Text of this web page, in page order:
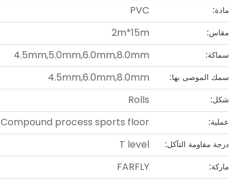
مادة: PVC
مقاس: 2m*15m
سماكة: 4.5mm,5.0mm,6.0mm,8.0mm
سمك الموصى بها: 4.5mm,6.0mm,8.0mm
شكل: Rolls
عملية: Compound process sports floor
درجة مقاومة التآكل: T level
ماركة: FARFLY